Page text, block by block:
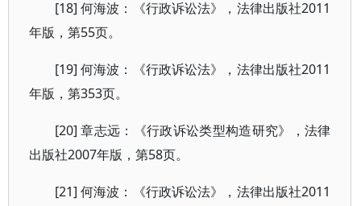
[18] 何海波：《行政诉讼法》，法律出版社2011
年版，第55页。
[19] 何海波：《行政诉讼法》，法律出版社2011
年版，第353页。
[20] 章志远：《行政诉讼类型构造研究》，法律
出版社2007年版，第58页。
[21] 何海波：《行政诉讼法》，法律出版社2011